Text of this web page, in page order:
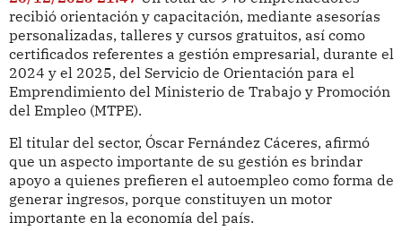
recibió orientación y capacitación, mediante asesorías
personalizadas, talleres y cursos gratuitos, así como
certificados referentes a gestión empresarial, durante el
2024 y el 2025, del Servicio de Orientación para el
Emprendimiento del Ministerio de Trabajo y Promoción
del Empleo (MTPE).
El titular del sector, Óscar Fernández Cáceres, afirmó
que un aspecto importante de su gestión es brindar
apoyo a quienes prefieren el autoempleo como forma de
generar ingresos, porque constituyen un motor
importante en la economía del país.